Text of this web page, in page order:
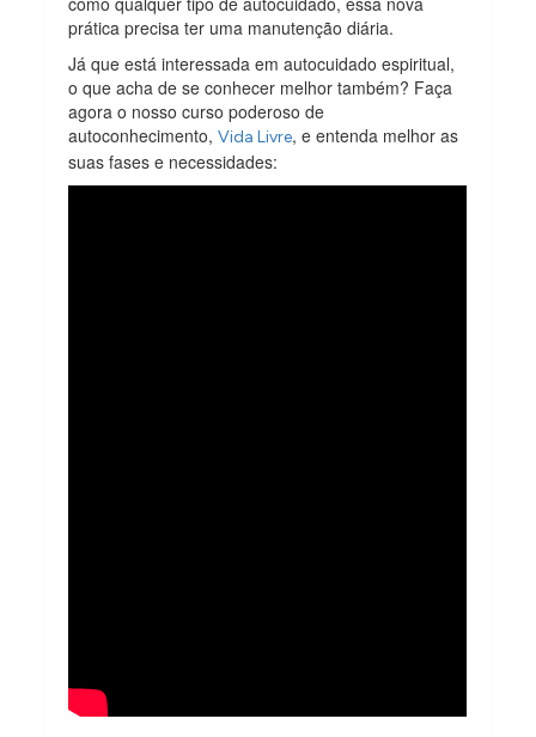
prática precisa ter uma manutenção diária.
Já que está interessada em autocuidado espiritual,
o que acha de se conhecer melhor também? Faça
agora o nosso curso poderoso de
autoconhecimento,Vida Livre, e entenda melhor as
suas fases e necessidades: